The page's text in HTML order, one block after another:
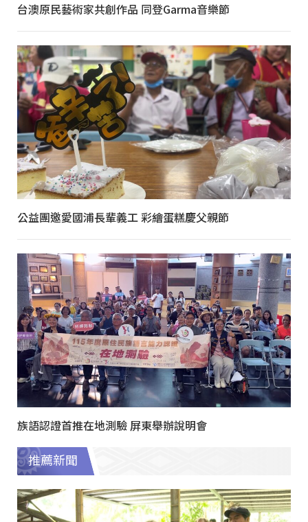
台澳原民藝術家共創作品 同登Garma音樂節
公益團邀愛國浦長輩義工 彩繪蛋糕慶父親節
族語認證首推在地測驗 屏東舉辦說明會
推薦新聞